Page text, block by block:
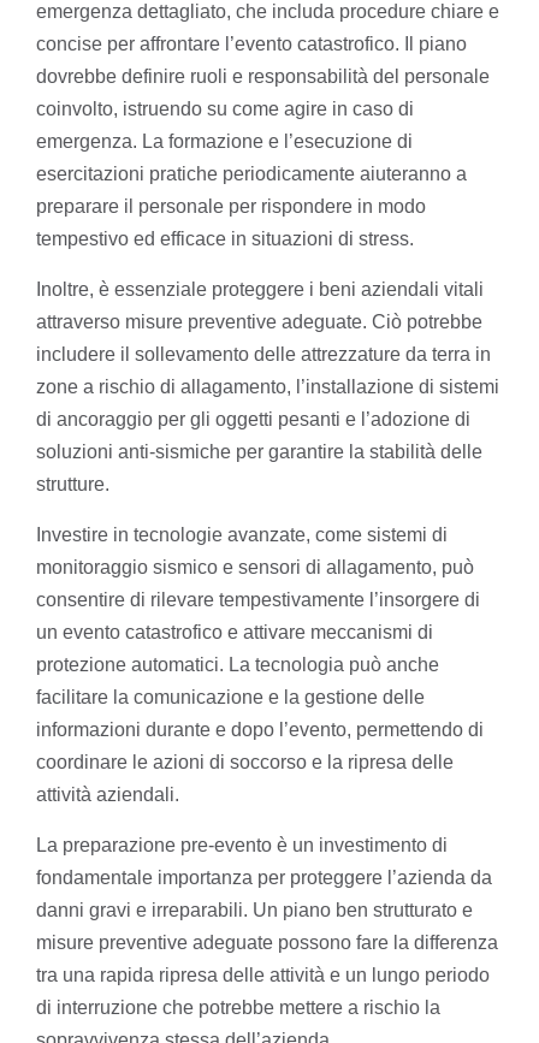
emergenza dettagliato, che includa procedure chiare e
concise per affrontare l’evento catastrofico. Il piano
dovrebbe definire ruoli e responsabilità del personale
coinvolto, istruendo su come agire in caso di
emergenza. La formazione e l’esecuzione di
esercitazioni pratiche periodicamente aiuteranno a
preparare il personale per rispondere in modo
tempestivo ed efficace in situazioni di stress.
Inoltre, è essenziale proteggere i beni aziendali vitali
attraverso misure preventive adeguate. Ciò potrebbe
includere il sollevamento delle attrezzature da terra in
zone a rischio di allagamento, l’installazione di sistemi
di ancoraggio per gli oggetti pesanti e l’adozione di
soluzioni anti-sismiche per garantire la stabilità delle
strutture.
Investire in tecnologie avanzate, come sistemi di
monitoraggio sismico e sensori di allagamento, può
consentire di rilevare tempestivamente l’insorgere di
un evento catastrofico e attivare meccanismi di
protezione automatici. La tecnologia può anche
facilitare la comunicazione e la gestione delle
informazioni durante e dopo l’evento, permettendo di
coordinare le azioni di soccorso e la ripresa delle
attività aziendali.
La preparazione pre-evento è un investimento di
fondamentale importanza per proteggere l’azienda da
danni gravi e irreparabili. Un piano ben strutturato e
misure preventive adeguate possono fare la differenza
tra una rapida ripresa delle attività e un lungo periodo
di interruzione che potrebbe mettere a rischio la